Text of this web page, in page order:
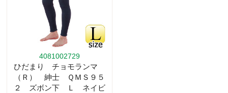
4081002729
ひだまり チョモランマ
（Ｒ） 紳士 ＱＭＳ９５
２ ズボン下 Ｌ ネイビ